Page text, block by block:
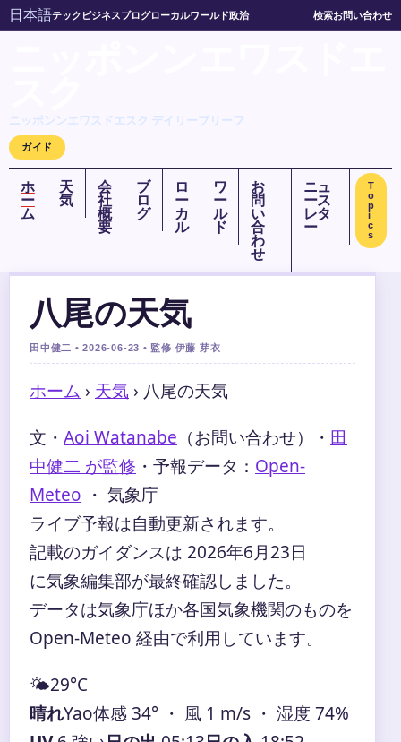
日本語テック ビジネスブログローカルワールド政治 検索お問い合わせ
ニッポンンエワスドエスク デイリーブリーフ
ガイド
ホ
ー
ム
天
気
会
社
概
要
ブ
ロ
グ
ロ
ー
カ
ル
ワ
ー
ル
ド
お
問
い
合
わ
せ
ニュ
ース
レタ
ー
T
o
p
i
c
s
八尾の天気
田中健二 • 2026-06-23 • 監修 伊藤 芽衣
ホーム › 天気 › 八尾の天気
文・ Aoi Watanabe （お問い合わせ） ・ 田
中健二 が監修 ・ 予報データ： Open-
Meteo ・ 気象庁
ライブ予報は自動更新されます。
記載のガイダンスは 2026年6月23日
に気象編集部が最終確認しました。
データは気象庁ほか各国気象機関のものを
Open-Meteo 経由で利用しています。
🌤️29°C
晴れYao体感 34° ・ 風 1 m/s ・ 湿度 74%